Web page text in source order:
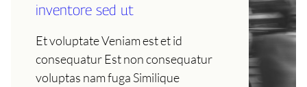
inventore sed ut
Et voluptate Veniam est et id
consequatur Est non consequatur
voluptas nam fuga Similique